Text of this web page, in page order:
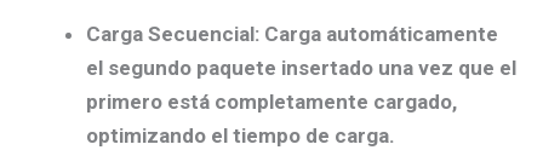
Carga Secuencial: Carga automáticamente
el segundo paquete insertado una vez que el
primero está completamente cargado,
optimizando el tiempo de carga.